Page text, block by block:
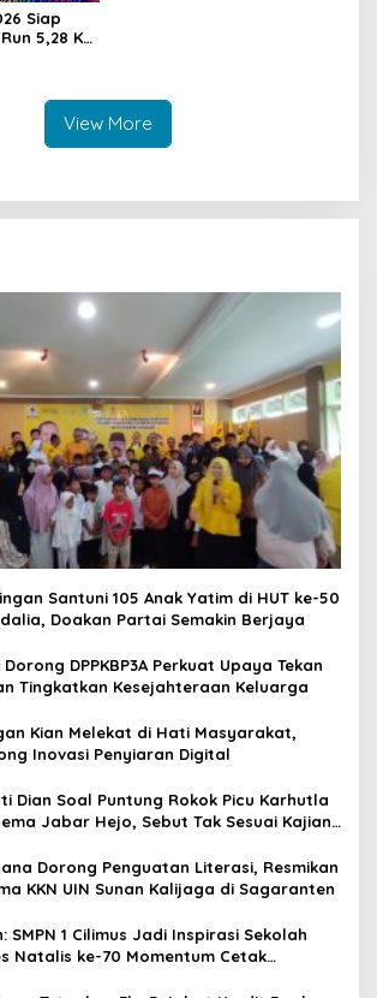
Siap
5,28 Km
View More
Santuni 105 Anak Yatim di HUT ke-50
Doakan Partai Semakin Berjaya
DPPKBP3A Perkuat Upaya Tekan
Tingkatkan Kesejahteraan Keluarga
Kian Melekat di Hati Masyarakat,
Inovasi Penyiaran Digital
Dian Soal Puntung Rokok Picu Karhutla
Jabar Hejo, Sebut Tak Sesuai Kajian
Dorong Penguatan Literasi, Resmikan
KKN UIN Sunan Kalijaga di Sagaranten
SMPN 1 Cilimus Jadi Inspirasi Sekolah
Natalis ke-70 Momentum Cetak